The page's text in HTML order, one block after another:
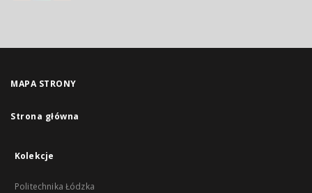
MAPA STRONY
Strona główna
Kolekcje
Politechnika Łódzka